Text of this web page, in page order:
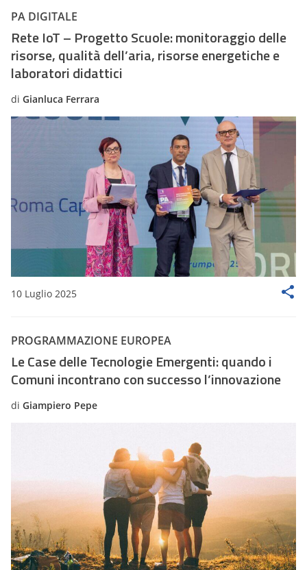
PA DIGITALE
Rete IoT – Progetto Scuole: monitoraggio delle
risorse, qualità dell’aria, risorse energetiche e
laboratori didattici
di Gianluca Ferrara
10 Luglio 2025
PROGRAMMAZIONE EUROPEA
Le Case delle Tecnologie Emergenti: quando i
Comuni incontrano con successo l’innovazione
di Giampiero Pepe